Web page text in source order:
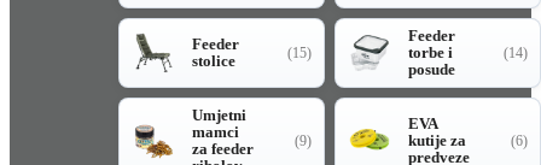
Feeder
stolice
(15)
Feeder
torbe i
posude
(14)
Umjetni
mamci
za feeder
(9)
EVA
kutije za
predveze
(6)